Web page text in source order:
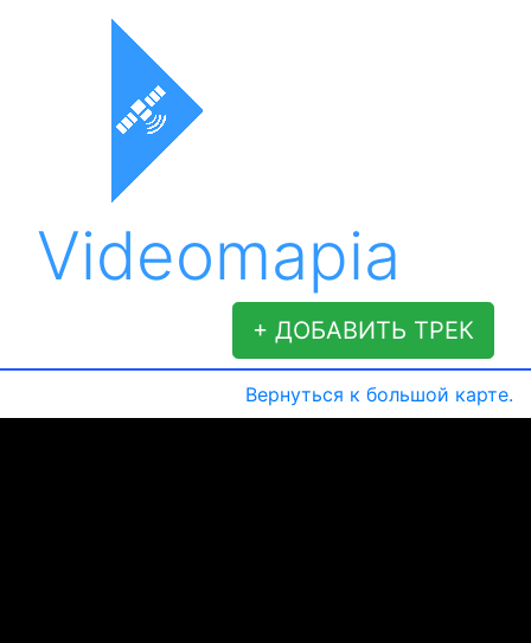
Videomapia
+ ДОБАВИТЬ ТРЕК
Вернуться к большой карте.